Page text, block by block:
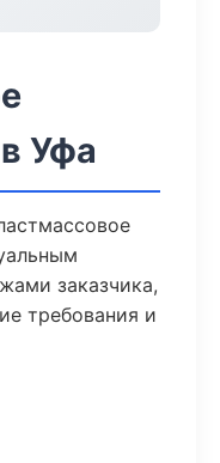
Уфа
заказчика,
требования и